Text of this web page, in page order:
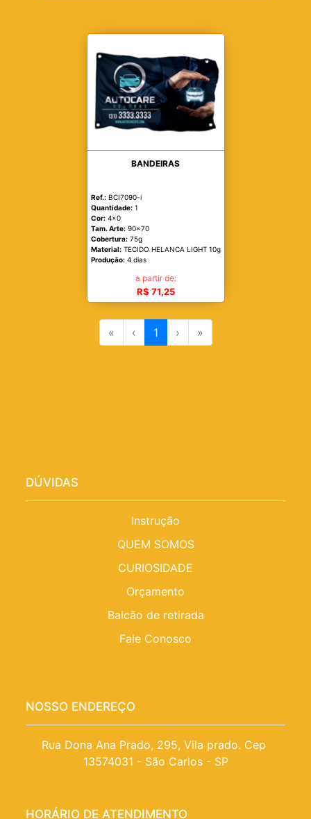
BANDEIRAS
Ref.:BCI7090-i
Quantidade: 1
Cor: 4x0
Tam. Arte:90x70
Cobertura:75g
Material:TECIDO HELANCA LIGHT 10g
Produção:4 dias
a partir de:
R$ 71,25
« ‹ 1 › »
DÚVIDAS
Instrução
QUEM SOMOS
CURIOSIDADE
Orçamento
Balcão de retirada
Fale Conosco
NOSSO ENDEREÇO
Rua Dona Ana Prado, 295, Vila prado. Cep
13574031 - São Carlos - SP
HORÁRIO DE ATENDIMENTO